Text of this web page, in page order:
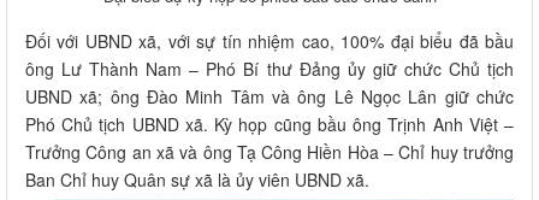
Đối với UBND xã, với sự tín nhiệm cao, 100% đại biểu đã bầu
ông Lư Thành Nam – Phó Bí thư Đảng ủy giữ chức Chủ tịch
UBND xã; ông Đào Minh Tâm và ông Lê Ngọc Lân giữ chức
Phó Chủ tịch UBND xã. Kỳ họp cũng bầu ông Trịnh Anh Việt –
Trưởng Công an xã và ông Tạ Công Hiền Hòa – Chỉ huy trưởng
Ban Chỉ huy Quân sự xã là ủy viên UBND xã.